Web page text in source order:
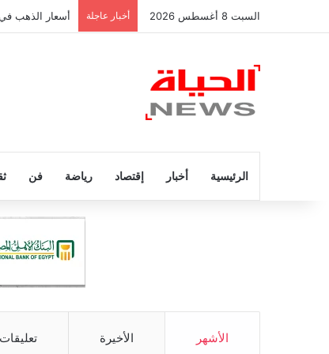
السبت 8 أغسطس 2026 أخبار عاجلة أسعار الذهب
الرئيسية أخبار إقتصاد رياضة فن
الأشهر الأخيرة تعليقات